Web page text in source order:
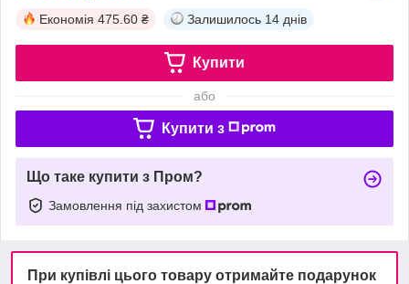
Економія 475.60 ₴ Залишилось 14 днів
Купити
або
Купити з
Що таке купити з Пром?
Замовлення під захистом
При купівлі цього товару отримайте подарунок